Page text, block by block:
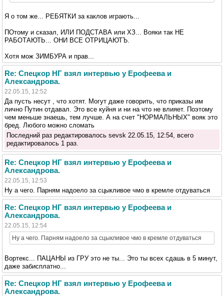
Я о том же... РЕБЯТКИ за каклов играють...
ПОтому и сказал, ИЛИ ПОДСТАВА или ХЗ... Вояки так НЕ
РАБОТАЮТЬ... ОНИ ВСЕ ОТРИЦАЮТЪ.
Хотя мож ЗИМБУРА и прав...
Re: Спецкор НГ взял интервью у Ерофеева и
Александрова.
22.05.15, 12:52
Да пусть несут , что хотят. Могут даже говорить, что приказы им
лично Путин отдавал. Это все куйня и ни на что не влияет. Поэтому
чем меньше знаешь, тем лучше. А на счет "НОРМАЛЬНЫХ" вояк это
бред. Любого можно сломать
Последний раз редактировалось sevsk 22.05.15, 12:54, всего
редактировалось 1 раз.
Re: Спецкор НГ взял интервью у Ерофеева и
Александрова.
22.05.15, 12:53
Ну а чего. Парням надоело за сцыкливое чмо в кремле отдуваться
Re: Спецкор НГ взял интервью у Ерофеева и
Александрова.
22.05.15, 12:54
Ну а чего. Парням надоело за сцыкливое чмо в кремле отдуваться
Вортекс... ПАЦАНЫ из ГРУ это не ты... Это ты всех сдашь в 5 минут,
даже забисплатно...
Re: Спецкор НГ взял интервью у Ерофеева и
Александрова.